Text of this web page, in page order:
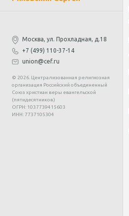
Москва, ул. Прохладная, д.18
+7 (499) 110-37-14
union@cef.ru
© 2026. Централизованная религиозная
организация Российский объединенный
Союз христиан веры евангельской
(пятидесятников)
ОГРН: 1037739415603
ИНН: 7737105304